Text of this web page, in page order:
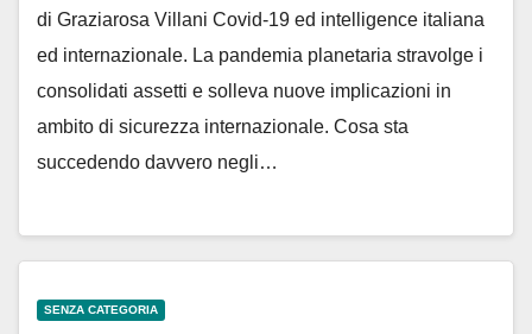
di Graziarosa Villani Covid-19 ed intelligence italiana
ed internazionale. La pandemia planetaria stravolge i
consolidati assetti e solleva nuove implicazioni in
ambito di sicurezza internazionale. Cosa sta
succedendo davvero negli…
SENZA CATEGORIA